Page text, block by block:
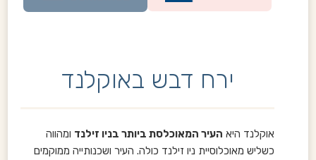
ירח דבש באוקלנד
אוקלנד היא העיר המאוכלסת ביותר בניו זילנד ומהווה
כשליש מאוכלוסיית ניו זילנד כולה. העיר ושכנותייה ממוקמים